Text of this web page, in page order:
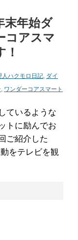
末年始ダ
コアスマ
人ハクモロ日記, ダイ
, ワンダーコアスマート
ているような
トに励んでお
ご紹介した
をテレビを観